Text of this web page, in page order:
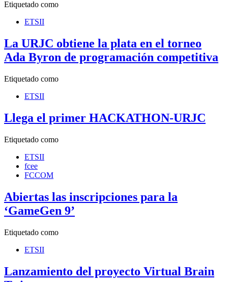
Etiquetado como
ETSII
La URJC obtiene la plata en el torneo
Ada Byron de programación competitiva
Etiquetado como
ETSII
Llega el primer HACKATHON-URJC
Etiquetado como
ETSII
fcee
FCCOM
Abiertas las inscripciones para la
‘GameGen 9’
Etiquetado como
ETSII
Lanzamiento del proyecto Virtual Brain